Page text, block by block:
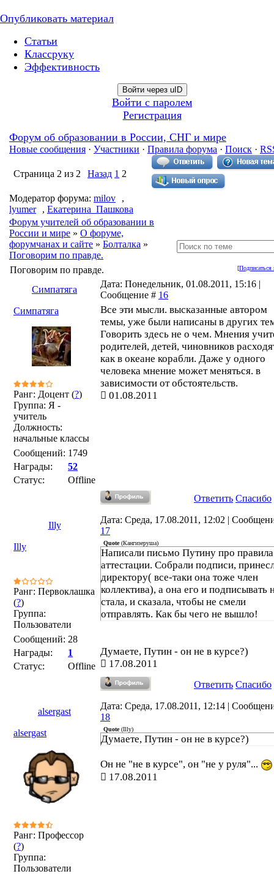
Опубликовать материал
Статьи
Классруку
Эффективность
Войти через uID
Войти с паролем
Регистрация
Форум об образовании в России, СНГ и мире
Новые сообщения · Участники · Правила форума · Поиск ·
Страница 2 из 2 Назад 1 2
Модератор форума: milov
,
lyumer
, Екатерина_Пашкова
Форум учителей об образовании в
России и мире » О форуме,
форумчанах и сайте » Болталка »
Поговорим по правде.
[Подписаться
Поговорим по правде.
Симпатяга
Дата: Понедельник, 01.08.2011, 15:16 |
Сообщение # 16
Симпатяга
Ранг: Доцент (?)
Группа: Я -
учитель
Должность:
начальные классы
Сообщений: 1749
Награды:
52
Статус:
Offline
Все эти мысли. высказанные автором
темы, уже были написаны в других
Говорить здесь не о чем. Мнения
родителей, детей, чиновников
как в океане корабли. Даже у одного
человека мнение может меняться. в
зависимости от обстоятельств.
01.08.2011
Ответить Спасибо
Illy
Дата: Среда, 17.08.2011, 12:02 |
17
Illy
Ранг: Первоклашка
(?)
Группа:
Пользователи
Сообщений: 28
Награды:
1
Статус:
Offline
Quote(Кангизеруша)
Написали письмо Путину про правила
аттестации. Собрали подписи,
директору( все-таки она тоже член
коллектива), а она его и подписывать
стала, и сказала, чтобы не смели
отправлять. Как бы чего не вышло!
Думаете, Путин - он не в курсе?)
17.08.2011
Ответить Спасибо
alsergast
Дата: Среда, 17.08.2011, 12:14 |
18
alsergast
Ранг: Профессор
(?)
Группа:
Пользователи
Quote(Illy)
Думаете, Путин - он не в курсе?)
Он не "не в курсе", он "не у руля"...
17.08.2011